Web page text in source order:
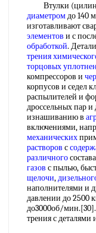
Втулки
диаметромдо 140
изготавливают
элементов и с
обработкой.
трения
торцовых
компрессоров и
корпусов и седел
распылителей и
дроссельных пар
изнашиванию в
включениями,
механических
растворов с
различного
газов с пылью,
щелочи,
наполнителями и
давлении до 2500
до3000об/мин.[30].
трения с